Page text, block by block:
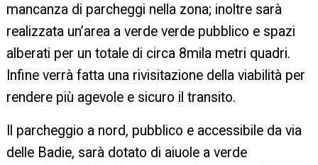
mancanza di parcheggi nella zona; inoltre sarà
realizzata un’area a verde verde pubblico e spazi
alberati per un totale di circa 8mila metri quadri.
Infine verrà fatta una rivisitazione della viabilità per
rendere più agevole e sicuro il transito.
Il parcheggio a nord, pubblico e accessibile da via
delle Badie, sarà dotato di aiuole a verde